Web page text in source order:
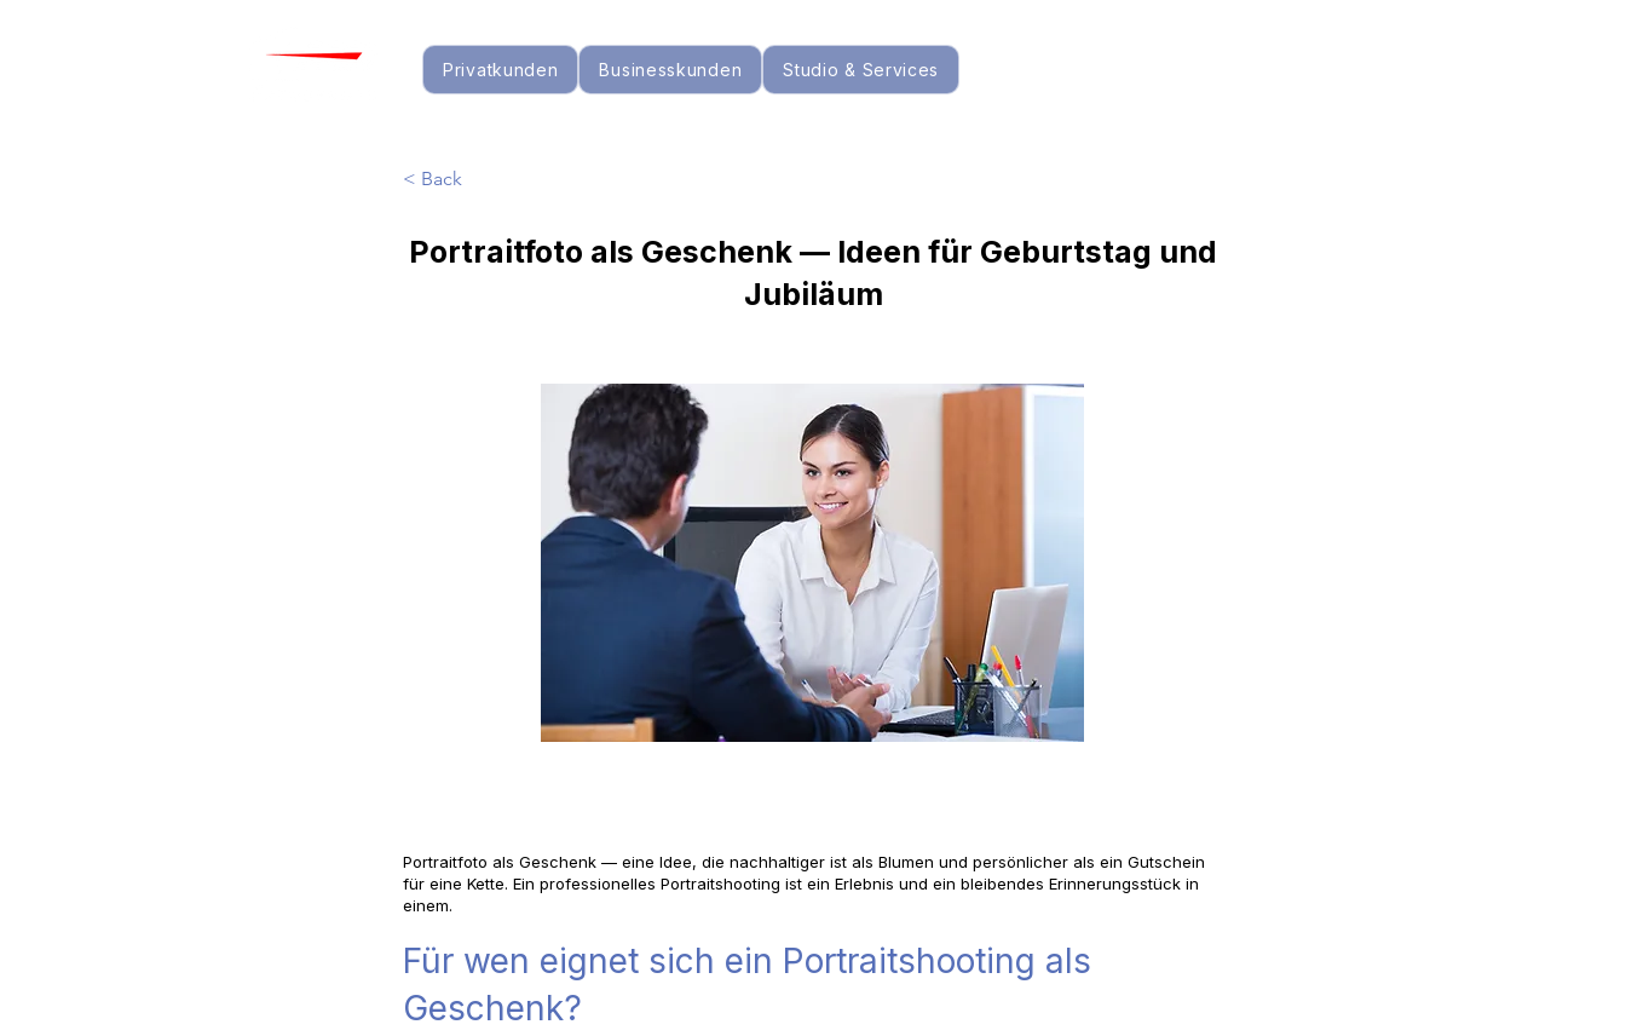
Privatkunden Businesskunden Studio & Services
< Back
Portraitfoto als Geschenk — Ideen für Geburtstag und
Jubiläum
Portraitfoto als Geschenk — eine Idee, die nachhaltiger ist als Blumen und persönlicher als ein Gutschein
für eine Kette. Ein professionelles Portraitshooting ist ein Erlebnis und ein bleibendes Erinnerungsstück in
einem.
Für wen eignet sich ein Portraitshooting als
Geschenk?